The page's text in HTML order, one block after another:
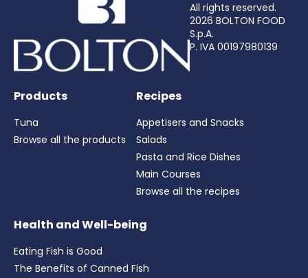
All rights reserved.
2026 BOLTON FOOD
S.p.A.
P. IVA 00197980139
Products
Tuna
Browse all the products
Recipes
Appetisers and Snacks
Salads
Pasta and Rice Dishes
Main Courses
Browse all the recipes
Health and Well-being
Eating Fish is Good
The Benefits of Canned Fish